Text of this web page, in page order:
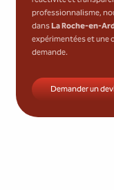
professionnalisme,
dansLa Roche-en-
expérimentées et une
demande.
Demander un